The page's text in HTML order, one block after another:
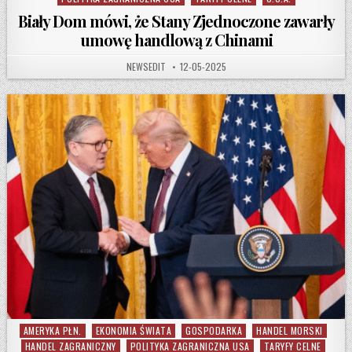
Biały Dom mówi, że Stany Zjednoczone zawarły
umowę handlową z Chinami
AUTHOR:
NEWSEDIT PUBLISHED DATE:
12-05-2025
Posted in
AMERYKA PŁN. EKONOMIA ŚWIATA GOSPODARKA
HANDEL MORSKI
HANDEL ZAGRANICZNY
POLITYKA ZAGRANICZNA USA
TARYFY CELNE